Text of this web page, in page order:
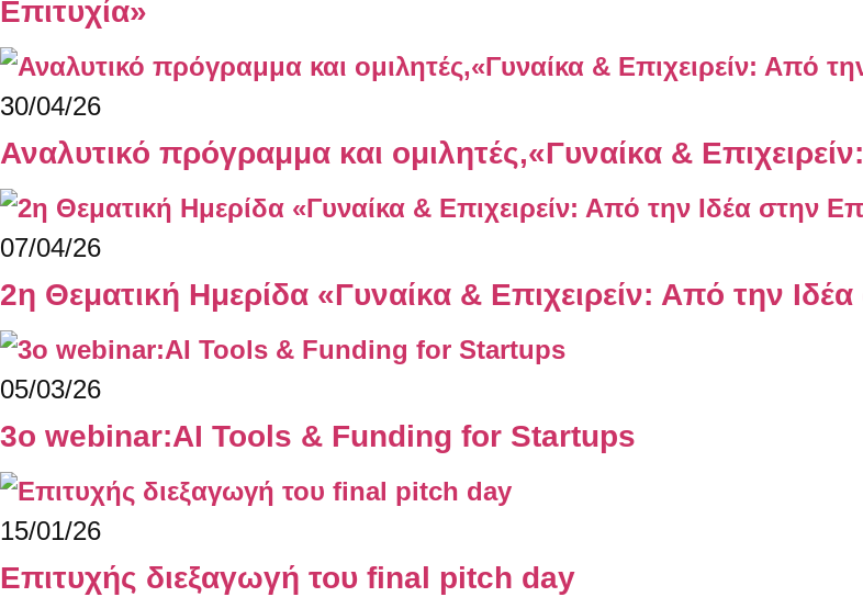
Επιτυχία»
30/04/26
Αναλυτικό πρόγραμμα και ομιλητές,«Γυναίκα &
07/04/26
2η Θεματική Ημερίδα «Γυναίκα & Επιχειρείν: Από την
05/03/26
3ο webinar:AI Tools & Funding for Startups
15/01/26
Επιτυχής διεξαγωγή του final pitch day